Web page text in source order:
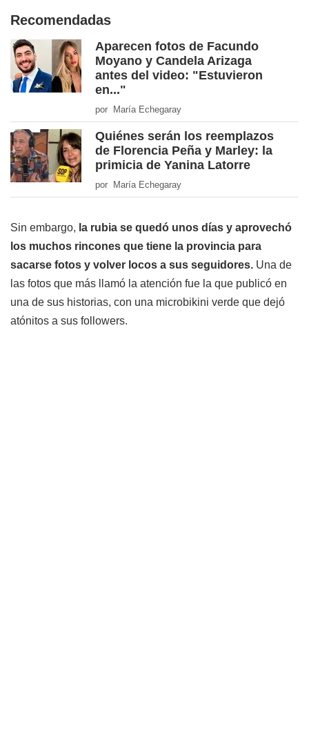
Recomendadas
Aparecen fotos de Facundo
Moyano y Candela Arizaga
antes del video: "Estuvieron
en..."
por María Echegaray
Quiénes serán los reemplazos
de Florencia Peña y Marley: la
primicia de Yanina Latorre
por María Echegaray
Sin embargo, la rubia se quedó unos días y aprovechó
los muchos rincones que tiene la provincia para
sacarse fotos y volver locos a sus seguidores. Una de
las fotos que más llamó la atención fue la que publicó en
una de sus historias, con una microbikini verde que dejó
atónitos a sus followers.